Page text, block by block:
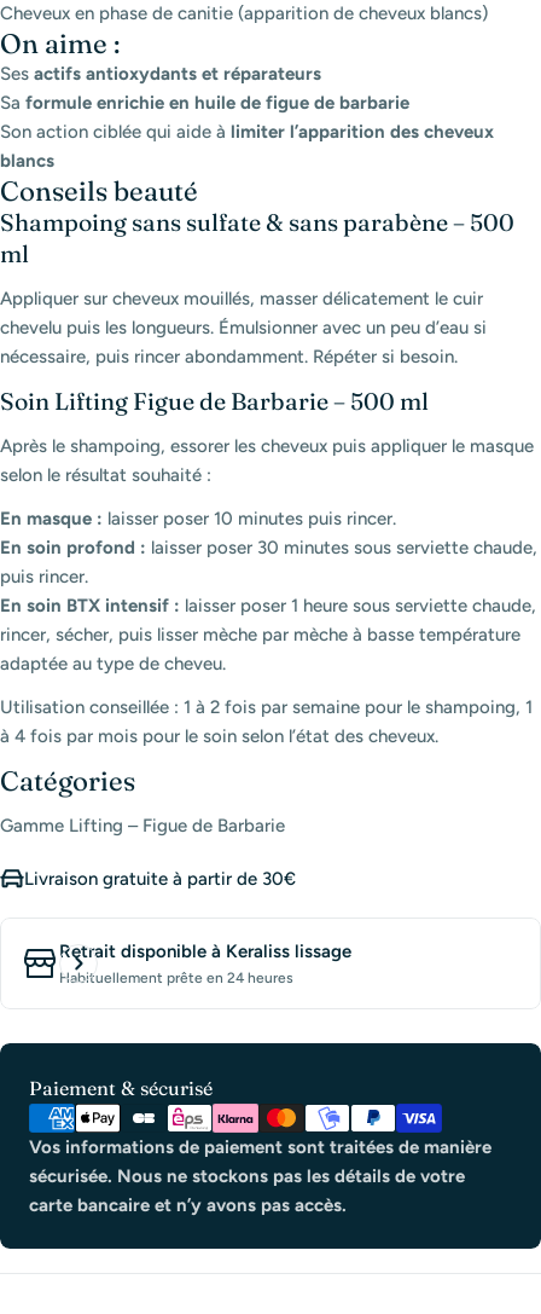
Cheveux en phase de canitie (apparition de cheveux blancs)
On aime :
Ses actifs antioxydants et réparateurs
Sa formule enrichie en huile de figue de barbarie
Son action ciblée qui aide à limiter l’apparition des cheveux
blancs
Conseils beauté
Shampoing sans sulfate & sans parabène – 500
ml
Appliquer sur cheveux mouillés, masser délicatement le cuir
chevelu puis les longueurs. Émulsionner avec un peu d’eau si
nécessaire, puis rincer abondamment. Répéter si besoin.
Soin Lifting Figue de Barbarie – 500 ml
Après le shampoing, essorer les cheveux puis appliquer le masque
selon le résultat souhaité :
En masque : laisser poser 10 minutes puis rincer.
En soin profond : laisser poser 30 minutes sous serviette chaude,
puis rincer.
En soin BTX intensif : laisser poser 1 heure sous serviette chaude,
rincer, sécher, puis lisser mèche par mèche à basse température
adaptée au type de cheveu.
Utilisation conseillée : 1 à 2 fois par semaine pour le shampoing, 1
à 4 fois par mois pour le soin selon l’état des cheveux.
Catégories
Gamme Lifting – Figue de Barbarie
Livraison gratuite à partir de 30€
Retrait disponible à Keraliss lissage
Habituellement prête en 24 heures
Paiement & sécurisé
Modes
paiement
Vos informations de paiement sont traitées de manière
sécurisée. Nous ne stockons pas les détails de votre
carte bancaire et n’y avons pas accès.